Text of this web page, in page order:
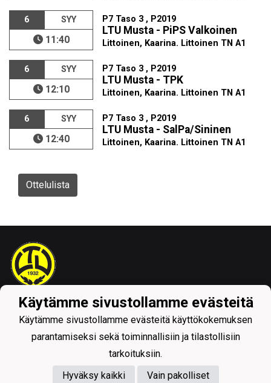
6 SYY
11:40
P7 Taso 3 , P2019
LTU Musta - PiPS Valkoinen
Littoinen, Kaarina. Littoinen TN A1
6 SYY
12:10
P7 Taso 3 , P2019
LTU Musta - TPK
Littoinen, Kaarina. Littoinen TN A1
6 SYY
12:40
P7 Taso 3 , P2019
LTU Musta - SalPa/Sininen
Littoinen, Kaarina. Littoinen TN A1
Ottelulista
Tietosuojaseloste
Käytämme sivustollamme evästeitä
Käytämme sivustollamme evästeitä käyttökokemuksen
parantamiseksi sekä toiminnallisiin ja tilastollisiin
tarkoituksiin.
Hyväksy kaikki
Vain pakolliset